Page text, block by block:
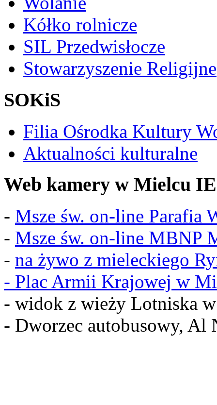
Kółko rolnicze
SIL Przedwisłocze
Stowarzyszenie Religijne
SOKiS
Filia Ośrodka Kultury
Aktualności kulturalne
Web kamery w Mielcu IE
- Msze św. on-line Parafia
- Msze św. on-line MBNP
- na żywo z mieleckiego
- Plac Armii Krajowej w
- widok z wieży Lotniska
- Dworzec autobusowy, Al